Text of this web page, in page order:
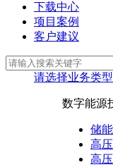
下载中心
项目案例
客户建议
请选择业务类型
数字能源
储
高
高